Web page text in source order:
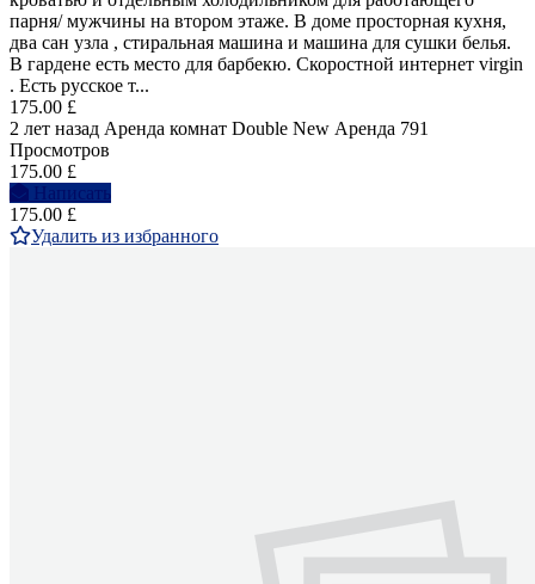
парня/ мужчины на втором этаже. В доме просторная кухня,
два сан узла , стиральная машина и машина для сушки белья.
В гардене есть место для барбекю. Скоростной интернет virgin
. Есть русское т...
175.00 £
2 лет назад Аренда комнат Double New Аренда 791
Просмотров
175.00 £
Написать
175.00 £
Удалить из избранного